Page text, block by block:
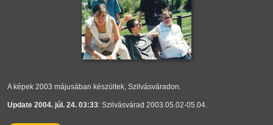
A képek 2003 májusában készültek, Szilvásváradon.
Update 2004. júl. 24. 03:33: Szilvásvárad 2003.05.02-05.04.